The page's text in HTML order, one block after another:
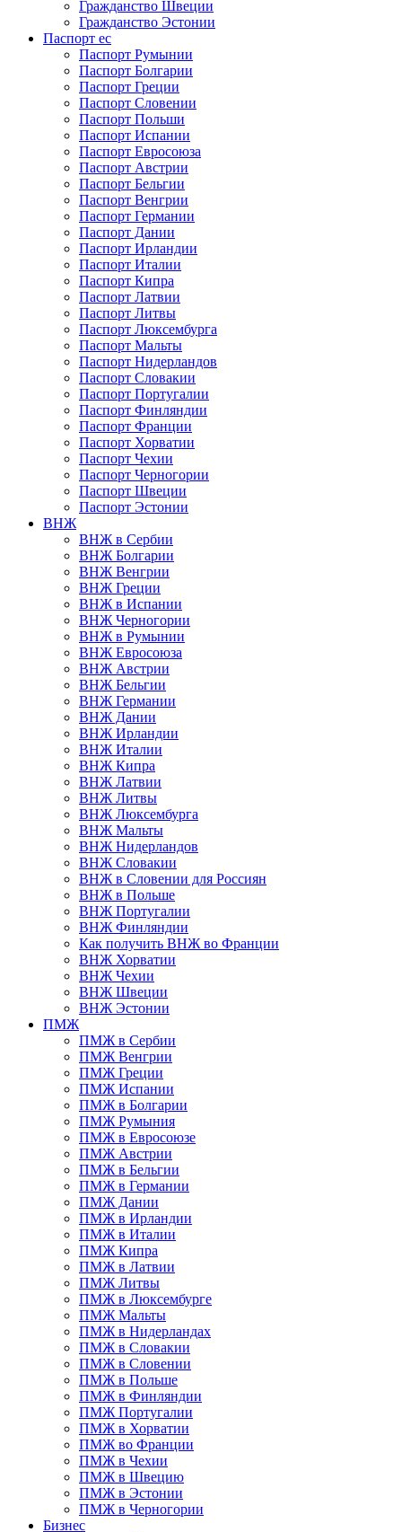
Гражданство Швеции
Гражданство Эстонии
Паспорт ес
Паспорт Румынии
Паспорт Болгарии
Паспорт Греции
Паспорт Словении
Паспорт Польши
Паспорт Испании
Паспорт Евросоюза
Паспорт Австрии
Паспорт Бельгии
Паспорт Венгрии
Паспорт Германии
Паспорт Дании
Паспорт Ирландии
Паспорт Италии
Паспорт Кипра
Паспорт Латвии
Паспорт Литвы
Паспорт Люксембурга
Паспорт Мальты
Паспорт Нидерландов
Паспорт Словакии
Паспорт Португалии
Паспорт Финляндии
Паспорт Франции
Паспорт Хорватии
Паспорт Чехии
Паспорт Черногории
Паспорт Швеции
Паспорт Эстонии
ВНЖ
ВНЖ в Сербии
ВНЖ Болгарии
ВНЖ Венгрии
ВНЖ Греции
ВНЖ в Испании
ВНЖ Черногории
ВНЖ в Румынии
ВНЖ Евросоюза
ВНЖ Австрии
ВНЖ Бельгии
ВНЖ Германии
ВНЖ Дании
ВНЖ Ирландии
ВНЖ Италии
ВНЖ Кипра
ВНЖ Латвии
ВНЖ Литвы
ВНЖ Люксембурга
ВНЖ Мальты
ВНЖ Нидерландов
ВНЖ Словакии
ВНЖ в Словении для Россиян
ВНЖ в Польше
ВНЖ Португалии
ВНЖ Финляндии
Как получить ВНЖ во Франции
ВНЖ Хорватии
ВНЖ Чехии
ВНЖ Швеции
ВНЖ Эстонии
ПМЖ
ПМЖ в Сербии
ПМЖ Венгрии
ПМЖ Греции
ПМЖ Испании
ПМЖ в Болгарии
ПМЖ Румыния
ПМЖ в Евросоюзе
ПМЖ Австрии
ПМЖ в Бельгии
ПМЖ в Германии
ПМЖ Дании
ПМЖ в Ирландии
ПМЖ в Италии
ПМЖ Кипра
ПМЖ в Латвии
ПМЖ Литвы
ПМЖ в Люксембурге
ПМЖ Мальты
ПМЖ в Нидерландах
ПМЖ в Словакии
ПМЖ в Словении
ПМЖ в Польше
ПМЖ в Финляндии
ПМЖ Португалии
ПМЖ в Хорватии
ПМЖ во Франции
ПМЖ в Чехии
ПМЖ в Швецию
ПМЖ в Эстонии
ПМЖ в Черногории
Бизнес